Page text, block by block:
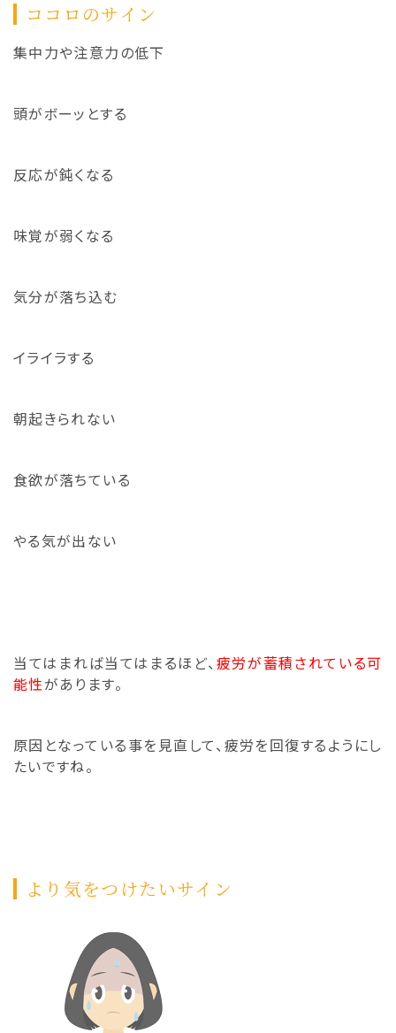
ココロのサイン
集中力や注意力の低下
頭がボーッとする
反応が鈍くなる
味覚が弱くなる
気分が落ち込む
イライラする
朝起きられない
食欲が落ちている
やる気が出ない
当てはまれば当てはまるほど、 疲労が蓄積されている可
能性があります。
原因となっている事を見直して、 疲労を回復するようにし
たいですね。
より気をつけたいサイン